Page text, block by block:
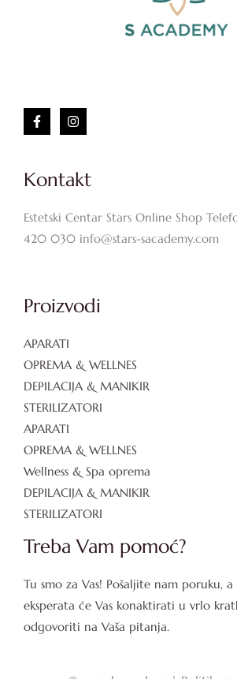
Kontakt
Estetski Centar Stars Online Shop
420 030 info@stars-sacademy.com
Proizvodi
APARATI
OPREMA & WELLNES
DEPILACIJA & MANIKIR
STERILIZATORI
APARATI
OPREMA & WELLNES
Wellness & Spa oprema
DEPILACIJA & MANIKIR
STERILIZATORI
Treba Vam pomoć?
Tu smo za Vas! Pošaljite nam poruku,
eksperata će Vas konaktirati u vrlo
odgovoriti na Vaša pitanja.